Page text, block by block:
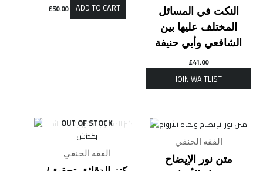
£50.00 ADD TO CART
النكت في المسائل
المختلف عليها بين
الشافعي وأبي حنيفة
£41.00
OUT OF STOCK
الفقه الحنفي
الفقه الحنفي
متن نور الإيضاح